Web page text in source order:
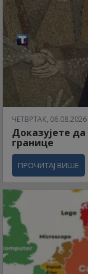
ЧЕТВРТАК,
Доказујете
границе
ПРОЧИТАЈ ВИШЕ